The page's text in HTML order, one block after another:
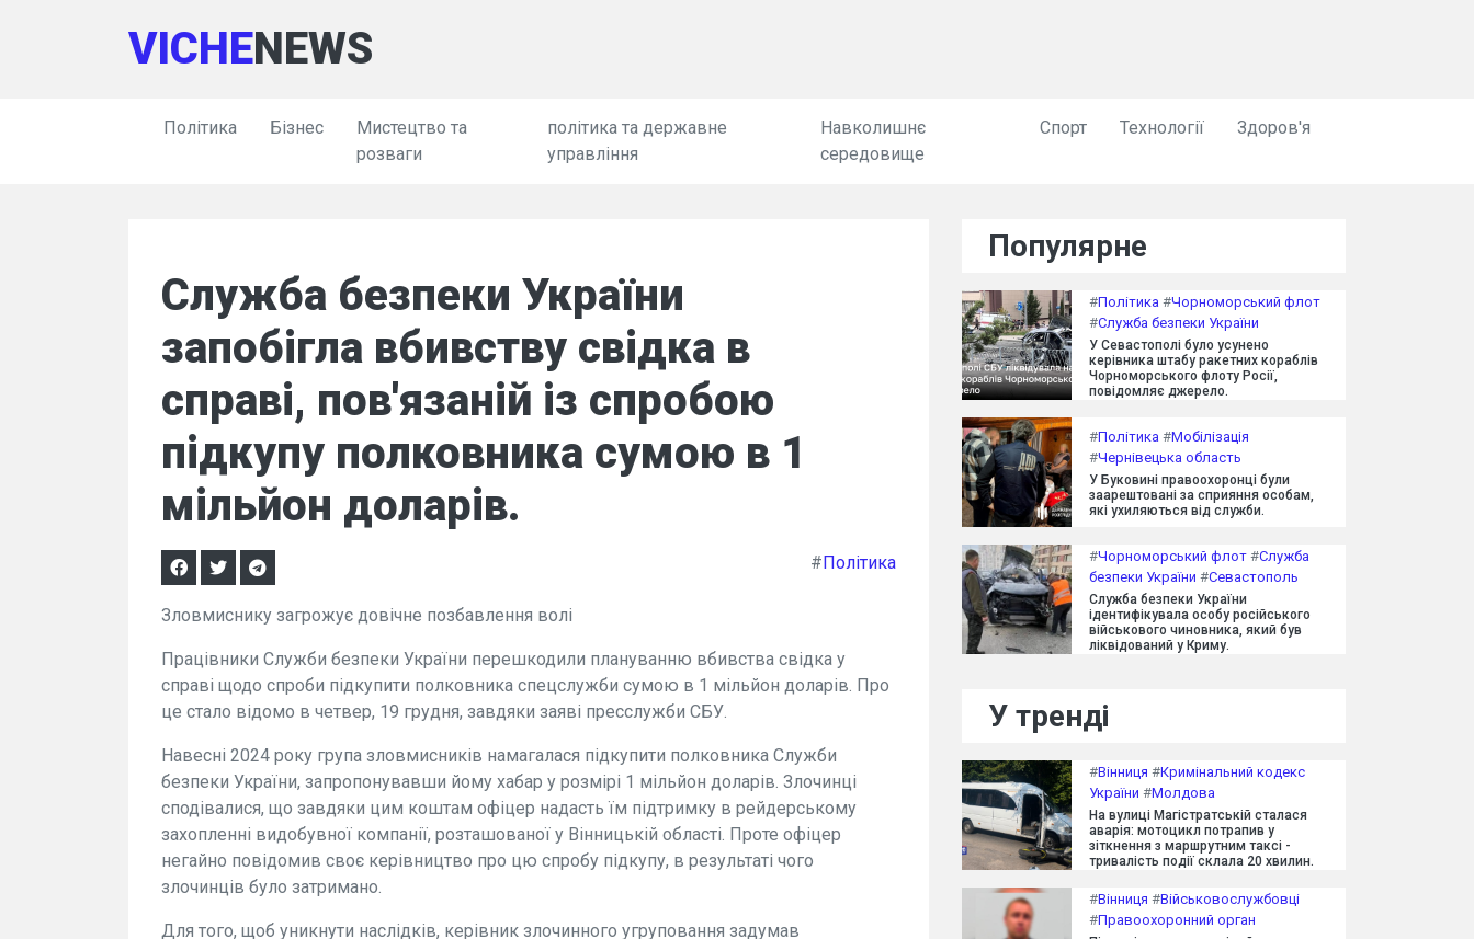
VICHENEWS
Політика Бізнес
Мистецтво та
розваги
політика та державне
управління
Навколишнє
середовище
Спорт Технології Здоров'я
Служба безпеки України
запобігла вбивству свідка в
справі, пов'язаній із спробою
підкупу полковника сумою в 1
мільйон доларів.
#Політика
Зловмиснику загрожує довічне позбавлення волі
Працівники Служби безпеки України перешкодили плануванню вбивства свідка у
справі щодо спроби підкупити полковника спецслужби сумою в 1 мільйон доларів. Про
це стало відомо в четвер, 19 грудня, завдяки заяві пресслужби СБУ.
Навесні 2024 року група зловмисників намагалася підкупити полковника Служби
безпеки України, запропонувавши йому хабар у розмірі 1 мільйон доларів. Злочинці
сподівалися, що завдяки цим коштам офіцер надасть їм підтримку в рейдерському
захопленні видобувної компанії, розташованої у Вінницькій області. Проте офіцер
негайно повідомив своє керівництво про цю спробу підкупу, в результаті чого
злочинців було затримано.
Для того, щоб уникнути наслідків, керівник злочинного угруповання задумав
Популярне
#Політика #Чорноморський флот
#Служба безпеки України
У Севастополі було усунено
керівника штабу ракетних кораблів
Чорноморського флоту Росії,
повідомляє джерело.
#Політика #Мобілізація
#Чернівецька область
У Буковині правоохоронці були
заарештовані за сприяння особам,
які ухиляються від служби.
#Чорноморський флот #Служба
безпеки України #Севастополь
Служба безпеки України
ідентифікувала особу російського
військового чиновника, який був
ліквідований у Криму.
У тренді
#Вінниця #Кримінальний кодекс
України #Молдова
На вулиці Магістратській сталася
аварія: мотоцикл потрапив у
зіткнення з маршрутним таксі -
тривалість події склала 20 хвилин.
#Вінниця #Військовослужбовці
#Правоохоронний орган